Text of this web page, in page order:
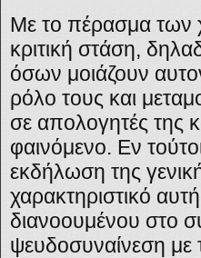
Με το πέρασμα των
κριτική στάση,
όσων μοιάζουν
ρόλο τους και
σε απολογητές της
φαινόμενο. Εν
εκδήλωση της
χαρακτηριστικό
διανοουμένου στο
ψευδοσυναίνεση με